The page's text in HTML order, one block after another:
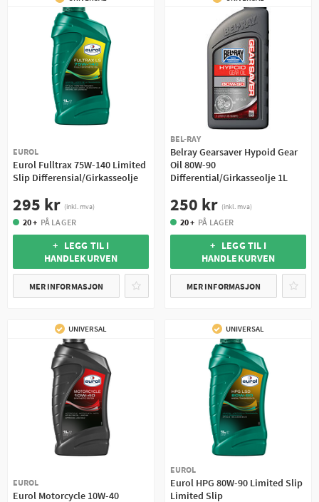
EUROL
Eurol Fulltrax 75W-140 Limited
Slip Differensial/Girkasseolje
295 kr (inkl. mva)
20 + PÅ LAGER
+ LEGG TIL I
HANDLEKURVEN
MER INFORMASJON
BEL-RAY
Belray Gearsaver Hypoid Gear
Oil 80W-90
Differential/Girkasseolje 1L
250 kr (inkl. mva)
20 + PÅ LAGER
+ LEGG TIL I
HANDLEKURVEN
MER INFORMASJON
UNIVERSAL
EUROL
Eurol Motorcycle 10W-40
UNIVERSAL
EUROL
Eurol HPG 80W-90 Limited Slip
Limited Slip